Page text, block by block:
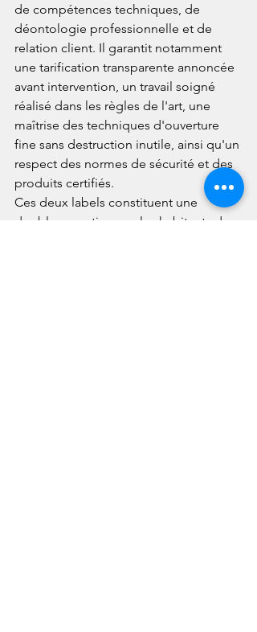
de compétences techniques, de
déontologie professionnelle et de
relation client. Il garantit notamment
une tarification transparente annoncée
avant intervention, un travail soigné
réalisé dans les règles de l'art, une
maîtrise des techniques d'ouverture
fine sans destruction inutile, ainsi qu'un
respect des normes de sécurité et des
produits certifiés.
Ces deux labels constituent une
double garantie pour les habitants de